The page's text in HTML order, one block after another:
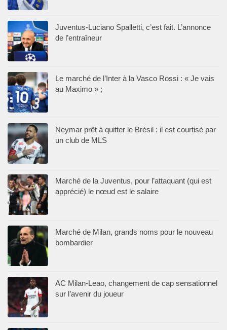
Juventus-Luciano Spalletti, c’est fait. L’annonce
de l’entraîneur
Le marché de l’Inter à la Vasco Rossi : « Je vais
au Maximo » ;
Neymar prêt à quitter le Brésil : il est courtisé par
un club de MLS
Marché de la Juventus, pour l’attaquant (qui est
apprécié) le nœud est le salaire
Marché de Milan, grands noms pour le nouveau
bombardier
AC Milan-Leao, changement de cap sensationnel
sur l’avenir du joueur